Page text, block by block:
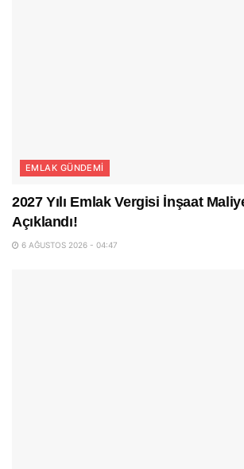
EMLAK GÜNDEMI
2027 Yılı Emlak Vergisi İnşaat
Açıklandı!
6 AĞUSTOS 2026 - 04:47